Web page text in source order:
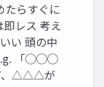
たらすぐに
レス 考え
い 頭の中
「◯◯◯
、△△△が